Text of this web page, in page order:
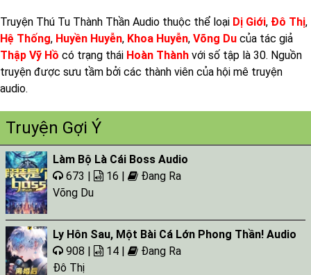
Tap 022 - 04:22:13
Tap 023 - 04:02:37
Tap 024 - 03:16:12
Tap 025 - 04:29:40
Tap 026 - 03:50:03
Tap 027 - 03:44:22
Tap 028 - 04:15:21
Tap 029 - 03:50:29
Tap 030 - 04:43:58
Truyện Thú Tu Thành Thần Audio thuộc thể loại Dị Giới, Đô Thị,
Hệ Thống, Huyền Huyễn, Khoa Huyễn, Võng Du của tác giả
Thập Vỹ Hồ có trạng thái Hoàn Thành với số tập là 30. Nguồn
truyện được sưu tầm bởi các thành viên của hội mê truyện
audio.
Truyện Gợi Ý
Làm Bộ Là Cái Boss Audio
673 |
16 |
Đang Ra
Võng Du
Ly Hôn Sau, Một Bài Cá Lớn Phong Thần! Audio
908 |
14 |
Đang Ra
Đô Thị